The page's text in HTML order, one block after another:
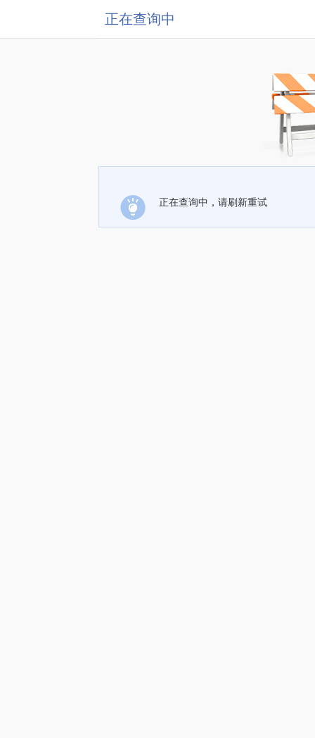
正在查询中
正在查询中，请刷新重试